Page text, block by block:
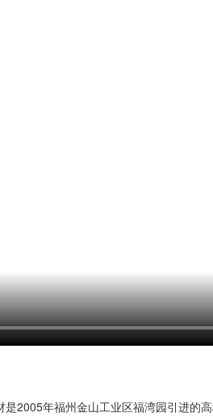
2005年福州金山工业区福湾园引进的